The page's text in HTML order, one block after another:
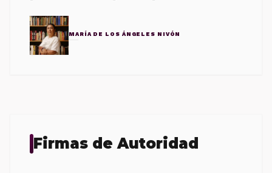
MARÍA DE LOS ÁNGELES NIVÓN
Firmas de Autoridad